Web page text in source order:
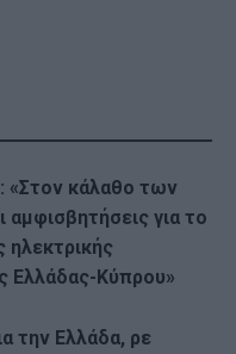
«Στον κάλαθο των
αμφισβητήσεις για το
ηλεκτρικής
Ελλάδας-Κύπρου»
την Ελλάδα, ρε